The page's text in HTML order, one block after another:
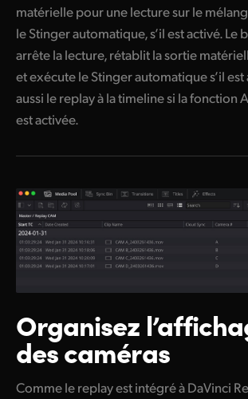
matérielle pour une lecture sur le
le Stinger automatique, s’il est activé. Le
arrête la lecture, rétablit la sortie
et exécute le Stinger automatique s’il
aussi le replay à la timeline si la fonction
est activée.
Organisez
des caméras
Comme le replay est intégré à DaVinci